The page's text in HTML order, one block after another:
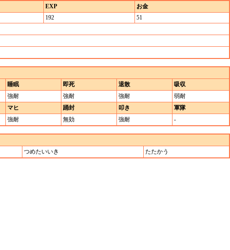
EXP
お金
192
51
睡眠 即死 退散
吸収
強耐 強耐 強耐
弱耐
マヒ 踊封 叩き
軍隊
強耐 無効 強耐 -
つめたいいき たたかう